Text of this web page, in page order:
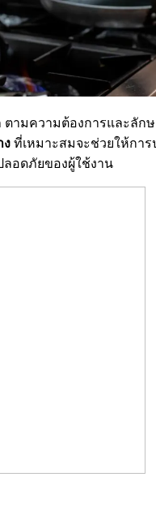
ตามความต้องการและลัก
ง ที่เหมาะสมจะช่วยให้กา
ลอดภัยของผู้ใช้งาน